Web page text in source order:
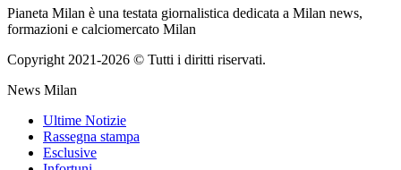
Pianeta Milan è una testata giornalistica dedicata a Milan news,
formazioni e calciomercato Milan
Copyright 2021-2026 © Tutti i diritti riservati.
News Milan
Ultime Notizie
Rassegna stampa
Esclusive